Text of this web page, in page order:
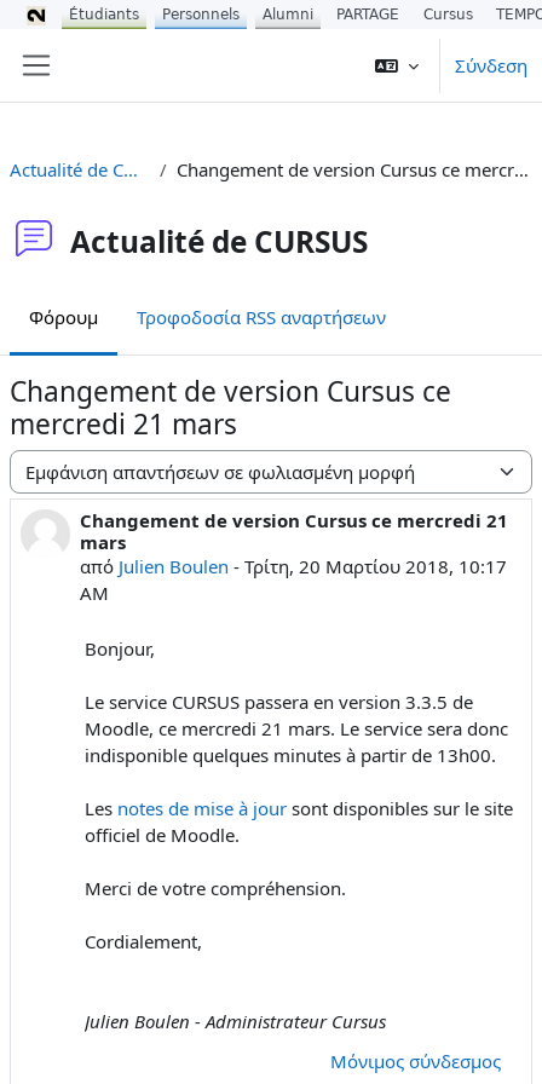
Σύνδεση
Actualité de CURSUS Changement de version Cursus ce mercredi 21 mars
Actualité de CURSUS
Φόρουμ Τροφοδοσία RSS αναρτήσεων
Changement de version Cursus ce
mercredi 21 mars
Λειτουργία εμφάνισης
Changement de version Cursus ce mercredi 21
mars
από Julien Boulen -Τρίτη, 20 Μαρτίου 2018, 10:17
AM
Αριθμός απαντήσεων: 0
Bonjour,
Le service CURSUS passera en version 3.3.5 de
Moodle, ce mercredi 21 mars. Le service sera donc
indisponible quelques minutes à partir de 13h00.
Les notes de mise à jour sont disponibles sur le site
officiel de Moodle.
Merci de votre compréhension.
Cordialement,
Julien Boulen - Administrateur Cursus
Μόνιμος σύνδεσμος
Étudiants Personnels Alumni PARTAGE Cursus